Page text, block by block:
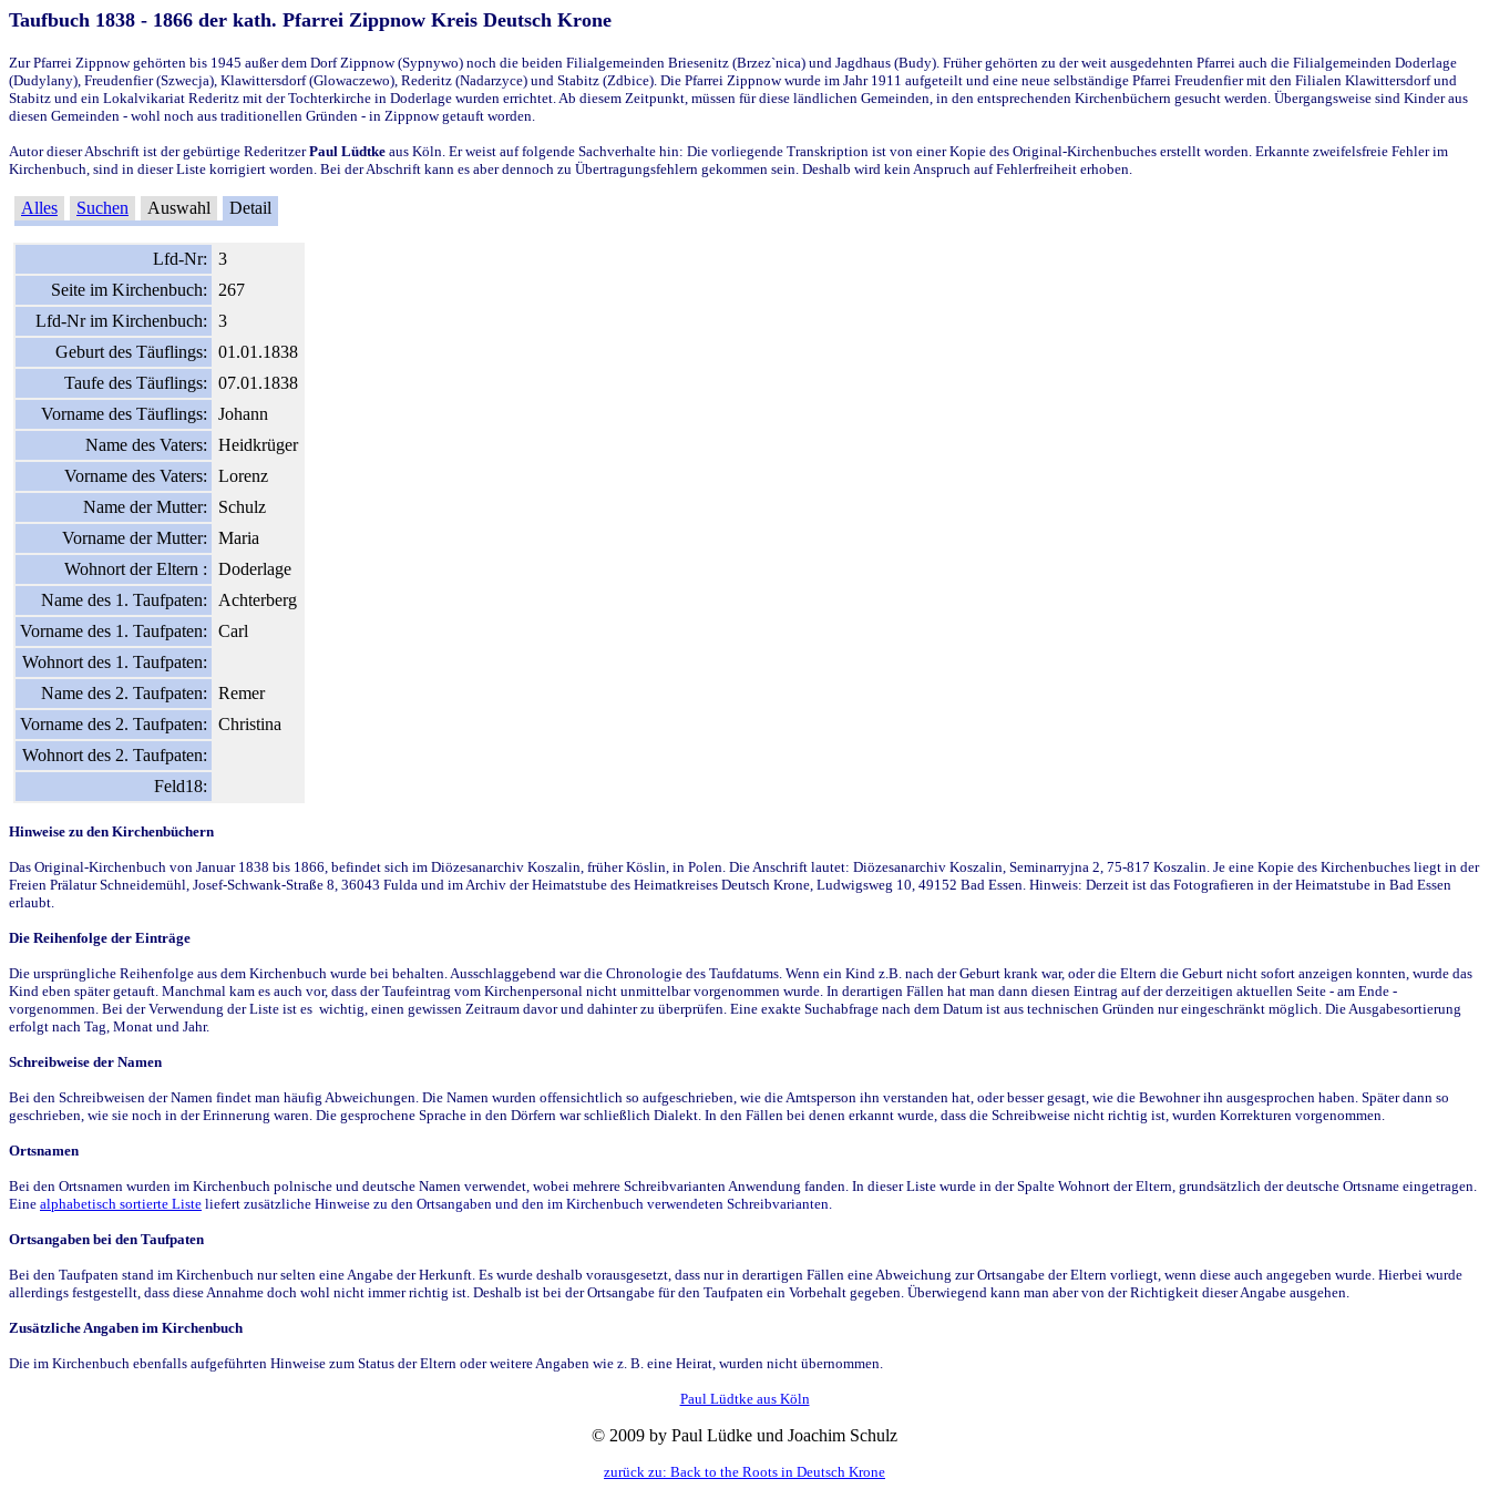
Taufbuch 1838 - 1866 der kath. Pfarrei Zippnow Kreis Deutsch Krone
Zur Pfarrei Zippnow gehörten bis 1945 außer dem Dorf Zippnow (Sypnywo) noch die beiden Filialgemeinden Briesenitz (Brzez`nica) und Jagdhaus (Budy). Früher gehörten zu der weit ausgedehnten Pfarrei auch die Filialgemeinden Doderlage
(Dudylany), Freudenfier (Szwecja), Klawittersdorf (Glowaczewo), Rederitz (Nadarzyce) und Stabitz (Zdbice). Die Pfarrei Zippnow wurde im Jahr 1911 aufgeteilt und eine neue selbständige Pfarrei Freudenfier mit den Filialen Klawittersdorf und
Stabitz und ein Lokalvikariat Rederitz mit der Tochterkirche in Doderlage wurden errichtet. Ab diesem Zeitpunkt, müssen für diese ländlichen Gemeinden, in den entsprechenden Kirchenbüchern gesucht werden. Übergangsweise sind Kinder aus
diesen Gemeinden - wohl noch aus traditionellen Gründen - in Zippnow getauft worden.
Autor dieser Abschrift ist der gebürtige RederitzerPaul Lüdtke aus Köln. Er weist auf folgende Sachverhalte hin: Die vorliegende Transkription ist von einer Kopie des Original-Kirchenbuches erstellt worden. Erkannte zweifelsfreie Fehler im
Kirchenbuch, sind in dieser Liste korrigiert worden. Bei der Abschrift kann es aber dennoch zu Übertragungsfehlern gekommen sein. Deshalb wird kein Anspruch auf Fehlerfreiheit erhoben.
Alles Suchen Auswahl Detail
Lfd-Nr:
3
Seite im Kirchenbuch:
267
Lfd-Nr im Kirchenbuch:
3
Geburt des Täuflings:
01.01.1838
Taufe des Täuflings:
07.01.1838
Vorname des Täuflings:
Johann
Name des Vaters:
Heidkrüger
Vorname des Vaters:
Lorenz
Name der Mutter:
Schulz
Vorname der Mutter:
Maria
Wohnort der Eltern :
Doderlage
Name des 1. Taufpaten:
Achterberg
Vorname des 1. Taufpaten:
Carl
Wohnort des 1. Taufpaten:
Name des 2. Taufpaten:
Remer
Vorname des 2. Taufpaten:
Christina
Wohnort des 2. Taufpaten:
Feld18:
Hinweise zu den Kirchenbüchern
Das Original-Kirchenbuch von Januar 1838 bis 1866, befindet sich im Diözesanarchiv Koszalin, früher Köslin, in Polen. Die Anschrift lautet: Diözesanarchiv Koszalin, Seminarryjna 2, 75-817 Koszalin. Je eine Kopie des Kirchenbuches liegt in der
Freien Prälatur Schneidemühl, Josef-Schwank-Straße 8, 36043 Fulda und im Archiv der Heimatstube des Heimatkreises Deutsch Krone, Ludwigsweg 10, 49152 Bad Essen. Hinweis: Derzeit ist das Fotografieren in der Heimatstube in Bad Essen
erlaubt.
Die Reihenfolge der Einträge
Die ursprüngliche Reihenfolge aus dem Kirchenbuch wurde bei behalten. Ausschlaggebend war die Chronologie des Taufdatums. Wenn ein Kind z.B. nach der Geburt krank war, oder die Eltern die Geburt nicht sofort anzeigen konnten, wurde das
Kind eben später getauft. Manchmal kam es auch vor, dass der Taufeintrag vom Kirchenpersonal nicht unmittelbar vorgenommen wurde. In derartigen Fällen hat man dann diesen Eintrag auf der derzeitigen aktuellen Seite - am Ende -
vorgenommen. Bei der Verwendung der Liste ist es wichtig, einen gewissen Zeitraum davor und dahinter zu überprüfen. Eine exakte Suchabfrage nach dem Datum ist aus technischen Gründen nur eingeschränkt möglich. Die Ausgabesortierung
erfolgt nach Tag, Monat und Jahr.
Schreibweise der Namen
Bei den Schreibweisen der Namen findet man häufig Abweichungen. Die Namen wurden offensichtlich so aufgeschrieben, wie die Amtsperson ihn verstanden hat, oder besser gesagt, wie die Bewohner ihn ausgesprochen haben. Später dann so
geschrieben, wie sie noch in der Erinnerung waren. Die gesprochene Sprache in den Dörfern war schließlich Dialekt. In den Fällen bei denen erkannt wurde, dass die Schreibweise nicht richtig ist, wurden Korrekturen vorgenommen.
Ortsnamen
Bei den Ortsnamen wurden im Kirchenbuch polnische und deutsche Namen verwendet, wobei mehrere Schreibvarianten Anwendung fanden. In dieser Liste wurde in der Spalte Wohnort der Eltern, grundsätzlich der deutsche Ortsname eingetragen.
Eine alphabetisch sortierte Liste liefert zusätzliche Hinweise zu den Ortsangaben und den im Kirchenbuch verwendeten Schreibvarianten.
Ortsangaben bei den Taufpaten
Bei den Taufpaten stand im Kirchenbuch nur selten eine Angabe der Herkunft. Es wurde deshalb vorausgesetzt, dass nur in derartigen Fällen eine Abweichung zur Ortsangabe der Eltern vorliegt, wenn diese auch angegeben wurde. Hierbei wurde
allerdings festgestellt, dass diese Annahme doch wohl nicht immer richtig ist. Deshalb ist bei der Ortsangabe für den Taufpaten ein Vorbehalt gegeben. Überwiegend kann man aber von der Richtigkeit dieser Angabe ausgehen.
Zusätzliche Angaben im Kirchenbuch
Die im Kirchenbuch ebenfalls aufgeführten Hinweise zum Status der Eltern oder weitere Angaben wie z. B. eine Heirat, wurden nicht übernommen.
Paul Lüdtke aus Köln
© 2009 by Paul Lüdke und Joachim Schulz
zurück zu: Back to the Roots in Deutsch Krone